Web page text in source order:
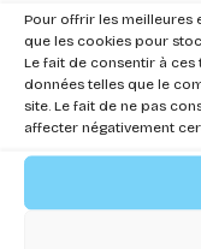
Pour offrir les meilleures
que les cookies pour
Le fait de consentir à
données telles que le
site. Le fait de ne pas
affecter négativement